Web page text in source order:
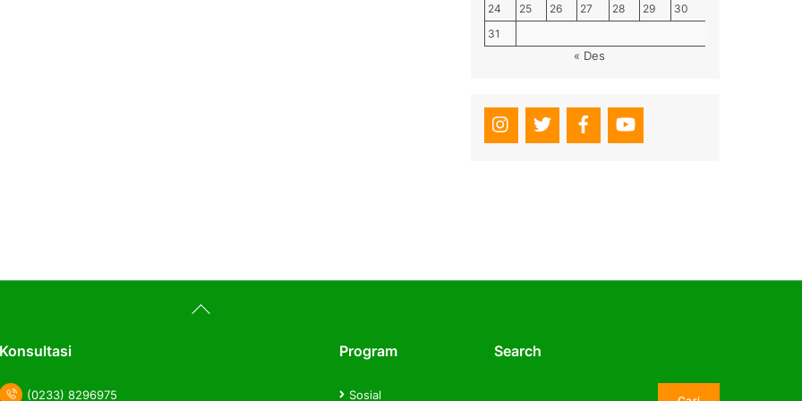
24 25 26 27 28 29
30
31
« Des
Back
To
Konsultasi
(0233) 8296975
Program
Sosial
Search